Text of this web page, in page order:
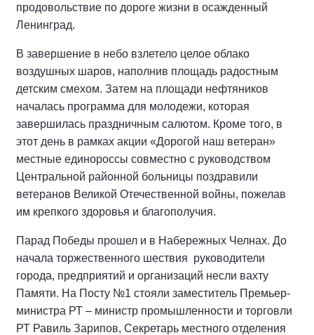
продовольствие по дороге жизни в осажденный
Ленинград.
В завершение в небо взлетело целое облако
воздушных шаров, наполнив площадь радостным
детским смехом. Затем на площади нефтяников
началась программа для молодежи, которая
завершилась праздничным салютом. Кроме того, в
этот день в рамках акции «Дорогой наш ветеран»
местные единороссы совместно с руководством
Центральной районной больницы поздравили
ветеранов Великой Отечественной войны, пожелав
им крепкого здоровья и благополучия.
Парад Победы прошел и в Набережных Челнах. До
начала торжественного шествия руководители
города, предприятий и организаций несли вахту
Памяти. На Посту №1 стояли заместитель Премьер-
министра РТ – министр промышленности и торговли
РТ Равиль Зарипов, Секретарь местного отделения